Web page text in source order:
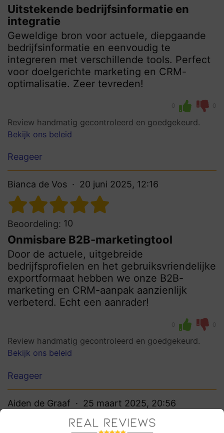
Uitstekende bedrijfsinformatie en
integratie
Geweldige bron voor actuele, diepgaande
bedrijfsinformatie en eenvoudig te
integreren met verschillende tools. Perfect
voor doelgerichte marketing en CRM-
optimalisatie. Zeer tevreden!
0 0
Review handmatig gecontroleerd en goedgekeurd.
Bekijk ons beleid
Reageer
Bianca de Vos 20 juni 2025, 12:16
Beoordeling: 10
Onmisbare B2B-marketingtool
Door de actuele, uitgebreide
bedrijfsprofielen en het gebruiksvriendelijke
exportformaat hebben we onze B2B-
marketing en CRM-aanpak aanzienlijk
verbeterd. Echt een aanrader!
0 0
Review handmatig gecontroleerd en goedgekeurd.
Bekijk ons beleid
Reageer
Aiden de Graaf 25 maart 2025, 20:56